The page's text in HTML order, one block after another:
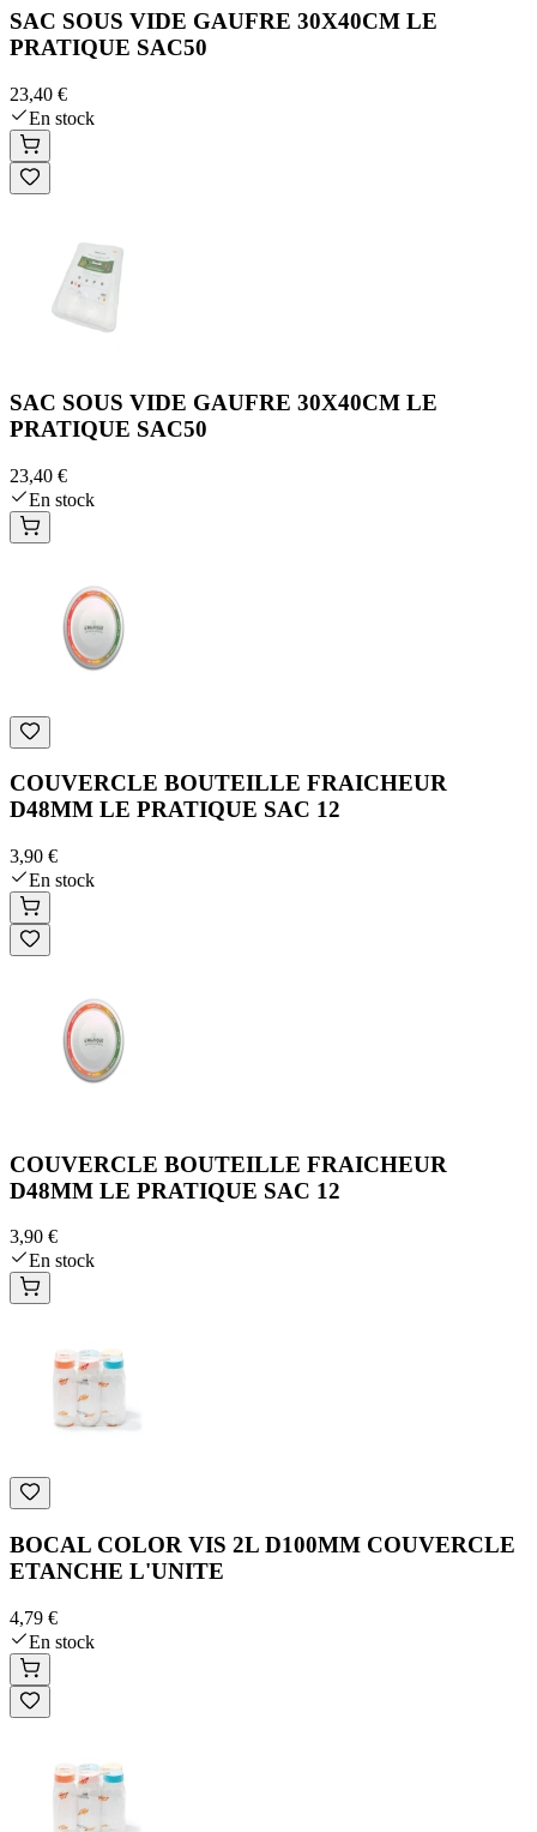
SAC SOUS VIDE GAUFRE 30X40CM LE
PRATIQUE SAC50
23,40 €
En stock
SAC SOUS VIDE GAUFRE 30X40CM LE
PRATIQUE SAC50
23,40 €
En stock
COUVERCLE BOUTEILLE FRAICHEUR
D48MM LE PRATIQUE SAC 12
3,90 €
En stock
COUVERCLE BOUTEILLE FRAICHEUR
D48MM LE PRATIQUE SAC 12
3,90 €
En stock
BOCAL COLOR VIS 2L D100MM COUVERCLE
ETANCHE L'UNITE
4,79 €
En stock